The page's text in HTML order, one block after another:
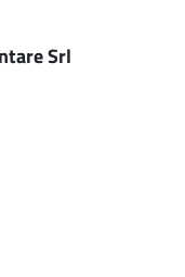
Srl